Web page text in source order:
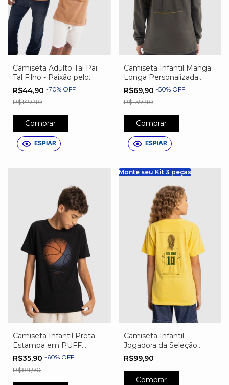
Camiseta Adulto Tal Pai
Tal Filho - Paixão pelo
Futebol
R$44,90 -70% OFF
R$149,90
Comprar
ESPIAR
Camiseta Infantil Manga
Longa Personalizada
Jogador de Futebol
R$69,90 -50% OFF
R$139,90
Comprar
ESPIAR
Camiseta Infantil Preta
Estampa em PUFF
Basquete
R$35,90 -60% OFF
R$89,90
Monte seu Kit 3 peças
Camiseta Infantil
Jogadora da Seleção
Personalizada
R$99,90
Comprar